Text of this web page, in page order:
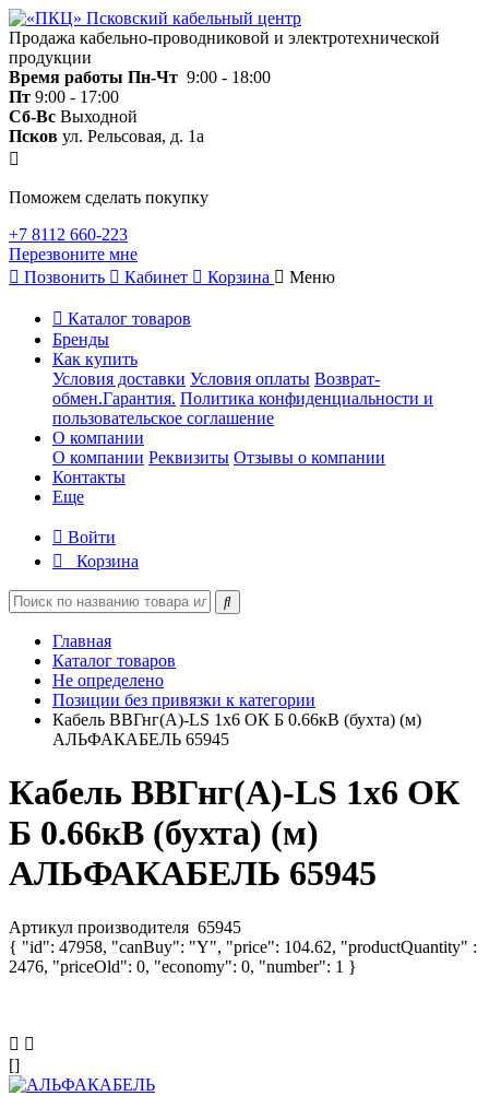
Продажа кабельно-проводниковой и электротехнической
продукции
Время работы Пн-Чт 9:00 - 18:00
Пт 9:00 - 17:00
Сб-Вс Выходной
Псков ул. Рельсовая, д. 1а
Поможем сделать покупку
+7 8112 660-223
Перезвоните мне
Позвонить
Кабинет Корзина Меню
Каталог товаров
Бренды
Как купить
Условия доставки Условия оплаты Возврат-
обмен.Гарантия. Политика конфиденциальности и
пользовательское соглашение
О компании
О компании Реквизиты Отзывы о компании
Контакты
Еще
Войти
Корзина
Главная
Каталог товаров
Не определено
Позиции без привязки к категории
Кабель ВВГнг(А)-LS 1х6 ОК Б 0.66кВ (бухта) (м)
АЛЬФАКАБЕЛЬ 65945
Кабель ВВГнг(А)-LS 1х6 ОК
Б 0.66кВ (бухта) (м)
АЛЬФАКАБЕЛЬ 65945
Артикул производителя 65945
{ "id": 47958, "canBuy": "Y", "price": 104.62, "productQuantity" :
2476, "priceOld": 0, "economy": 0, "number": 1 }
[]